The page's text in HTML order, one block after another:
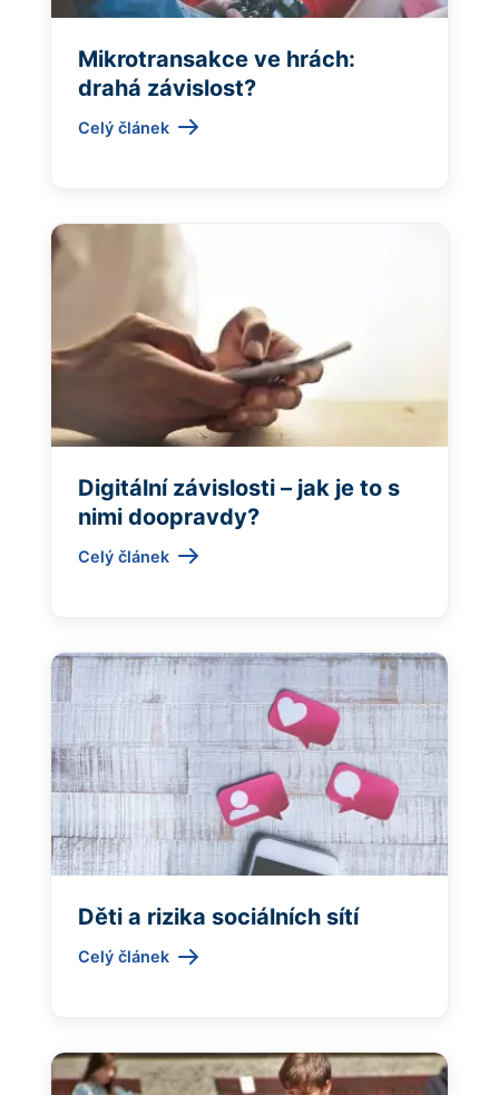
Mikrotransakce ve hrách:
drahá závislost?
Celý článek
Digitální závislosti – jak je to s
nimi doopravdy?
Celý článek
Děti a rizika sociálních sítí
Celý článek